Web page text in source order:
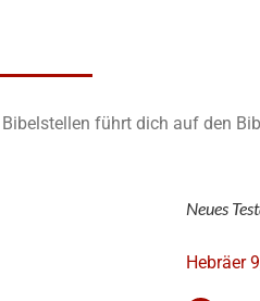
führt dich auf den
Neues
Hebräer